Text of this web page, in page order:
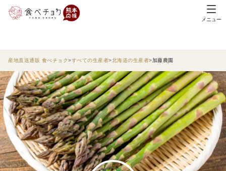
メニュー
産地直送通販 食べチョク すべての生産者 北海道の生産者 加藤農園